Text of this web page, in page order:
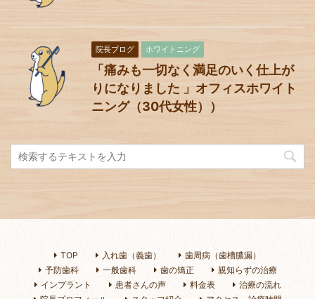
院長ブログ ホワイトニング
「痛みも一切なく満足のいく仕上が
りになりました 」オフィスホワイト
ニング（30代女性））
TOP 入れ歯（義歯）
歯周病（歯槽膿漏）
予防歯科
一般歯科 歯の矯正
親知らずの治療
インプラント
患者さんの声 料金表
治療の流れ